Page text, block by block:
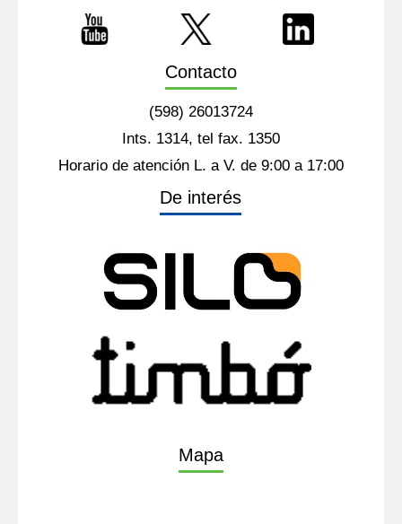
Contacto
(598) 26013724
Ints. 1314, tel fax. 1350
Horario de atención L. a V. de 9:00 a 17:00
De interés
Mapa